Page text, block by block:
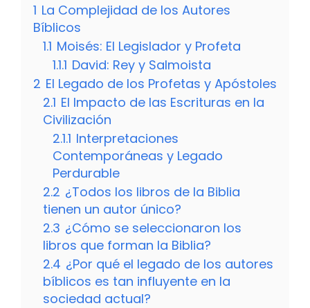
1 La Complejidad de los Autores
Bíblicos
1.1 Moisés: El Legislador y Profeta
1.1.1 David: Rey y Salmoista
2 El Legado de los Profetas y Apóstoles
2.1 El Impacto de las Escrituras en la
Civilización
2.1.1 Interpretaciones
Contemporáneas y Legado
Perdurable
2.2 ¿Todos los libros de la Biblia
tienen un autor único?
2.3 ¿Cómo se seleccionaron los
libros que forman la Biblia?
2.4 ¿Por qué el legado de los autores
bíblicos es tan influyente en la
sociedad actual?